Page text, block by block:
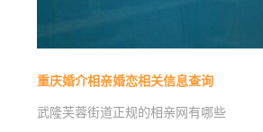
重庆婚介相亲婚恋相关信息查询
武隆芙蓉街道正规的相亲网有哪些